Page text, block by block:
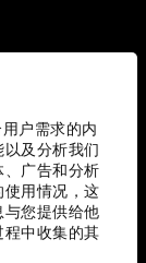
户需求的内
及分析我们
、广告和分析
用情况，这
您提供给他
中收集的其